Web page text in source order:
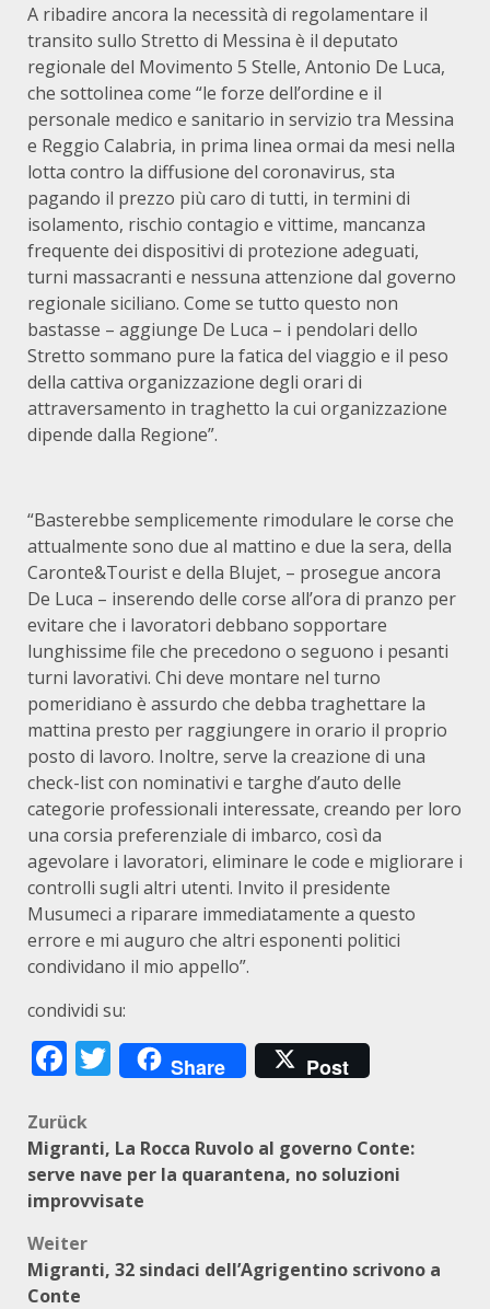
A ribadire ancora la necessità di regolamentare il
transito sullo Stretto di Messina è il deputato
regionale del Movimento 5 Stelle, Antonio De Luca,
che sottolinea come “le forze dell’ordine e il
personale medico e sanitario in servizio tra Messina
e Reggio Calabria, in prima linea ormai da mesi nella
lotta contro la diffusione del coronavirus, sta
pagando il prezzo più caro di tutti, in termini di
isolamento, rischio contagio e vittime, mancanza
frequente dei dispositivi di protezione adeguati,
turni massacranti e nessuna attenzione dal governo
regionale siciliano. Come se tutto questo non
bastasse – aggiunge De Luca – i pendolari dello
Stretto sommano pure la fatica del viaggio e il peso
della cattiva organizzazione degli orari di
attraversamento in traghetto la cui organizzazione
dipende dalla Regione”.
“Basterebbe semplicemente rimodulare le corse che
attualmente sono due al mattino e due la sera, della
Caronte&Tourist e della Blujet, – prosegue ancora
De Luca – inserendo delle corse all’ora di pranzo per
evitare che i lavoratori debbano sopportare
lunghissime file che precedono o seguono i pesanti
turni lavorativi. Chi deve montare nel turno
pomeridiano è assurdo che debba traghettare la
mattina presto per raggiungere in orario il proprio
posto di lavoro. Inoltre, serve la creazione di una
check-list con nominativi e targhe d’auto delle
categorie professionali interessate, creando per loro
una corsia preferenziale di imbarco, così da
agevolare i lavoratori, eliminare le code e migliorare i
controlli sugli altri utenti. Invito il presidente
Musumeci a riparare immediatamente a questo
errore e mi auguro che altri esponenti politici
condividano il mio appello”.
condividi su:
Facebook
Twitter
Share Post
Beitragsnavigation
Zurück
Migranti, La Rocca Ruvolo al governo Conte:
serve nave per la quarantena, no soluzioni
improvvisate
Weiter
Migranti, 32 sindaci dell’Agrigentino scrivono a
Conte